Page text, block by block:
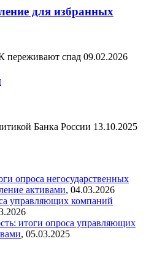
для избранных
переживают спад 09.02.2026
Банка России 13.10.2025
опроса негосударственных
активами, 04.03.2026
управляющих компаний
итоги опроса управляющих
, 05.03.2025